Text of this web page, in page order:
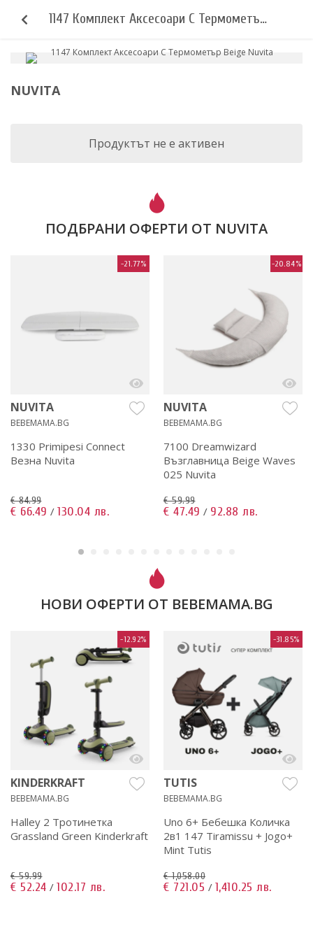
NUVITA
1147 Комплект Аксесоари С Термометър
Продуктът не е активен
ПОДБРАНИ ОФЕРТИ ОТ NUVITA
-21.77%
NUVITA
BEBEMAMA.BG
1330 Primipesi Connect
Везна Nuvita
€ 84.99
€ 66.49 / 130.04 лв.
-20.84%
NUVITA
BEBEMAMA.BG
7100 Dreamwizard
Възглавница Beige Waves
025 Nuvita
€ 59.99
€ 47.49 / 92.88 лв.
НОВИ ОФЕРТИ ОТ BEBEMAMA.BG
-12.92%
KINDERKRAFT
BEBEMAMA.BG
Halley 2 Тротинетка
Grassland Green Kinderkraft
€ 59.99
€ 52.24 / 102.17 лв.
-31.85%
TUTIS
BEBEMAMA.BG
Uno 6+ Бебешка Количка
2в1 147 Tiramissu + Jogo+
Mint Tutis
€ 1,058.00
€ 721.05 / 1,410.25 лв.